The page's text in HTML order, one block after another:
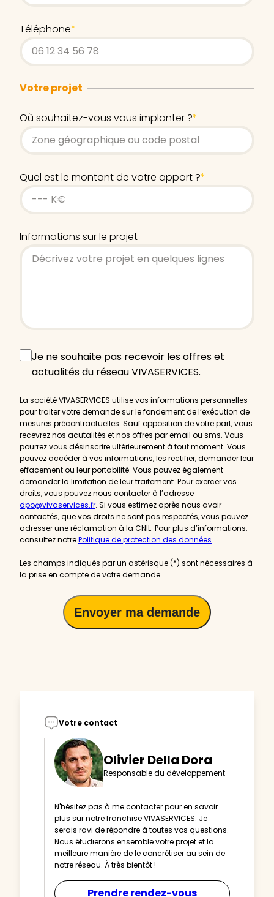
Téléphone*
Votre projet
Où souhaitez-vous vous implanter ?*
Quel est le montant de votre apport ?*
Informations sur le projet
Offres
Je ne souhaite pas recevoir les offres et
actualités du réseau VIVASERVICES.
La société VIVASERVICES utilise vos informations personnelles
pour traiter votre demande sur le fondement de l’exécution de
mesures précontractuelles. Sauf opposition de votre part, vous
recevrez nos acutalités et nos offres par email ou sms. Vous
pourrez vous désinscrire ultérieurement à tout moment. Vous
pouvez accéder à vos informations, les rectifier, demander leur
effacement ou leur portabilité. Vous pouvez également
demander la limitation de leur traitement. Pour exercer vos
droits, vous pouvez nous contacter à l’adresse
dpo@vivaservices.fr. Si vous estimez après nous avoir
contactés, que vos droits ne sont pas respectés, vous pouvez
adresser une réclamation à la CNIL. Pour plus d’informations,
consultez notrePolitique de protection des données.
Les champs indiqués par un astérisque (*) sont nécessaires à
la prise en compte de votre demande.
Votre contact
Olivier Della Dora
Responsable du développement
N'hésitez pas à me contacter pour en savoir
plus sur notre franchise VIVASERVICES. Je
serais ravi de répondre à toutes vos questions.
Nous étudierons ensemble votre projet et la
meilleure manière de le concrétiser au sein de
notre réseau. À très bientôt !
Prendre rendez-vous